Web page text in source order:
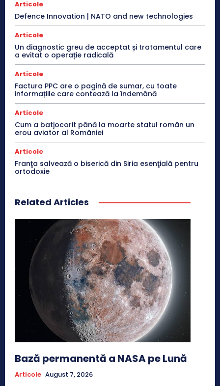
Articole
Defence Innovation | NATO and new technologies
Articole
Un diagnostic greu de acceptat și tratamentul care
a evitat o operație radicală
Articole
Factura PPC are o pagină de sumar, cu toate
informațiile care contează la îndemână
Articole
Cum a batjocorit până la moarte statul român un
erou aviator al României
Articole
Franţa salvează o biserică din Siria esenţială pentru
ortodoxie
Related Articles
Bază permanentă a NASA pe Lună
Articole August 7, 2026